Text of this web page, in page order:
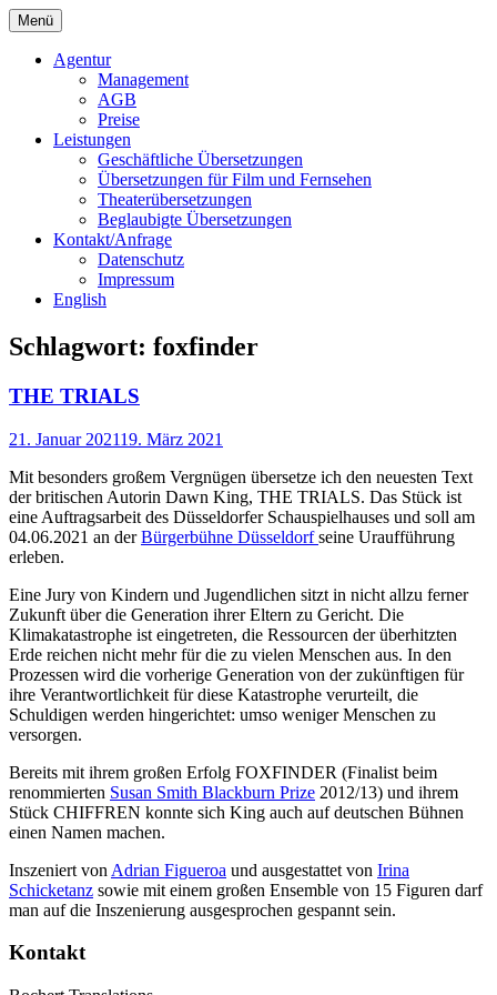
Springe
zum
InhaltBochert Translations
Menü
Agentur
Management
AGB
Preise
Leistungen
Geschäftliche Übersetzungen
Übersetzungen für Film und Fernsehen
Theaterübersetzungen
Beglaubigte Übersetzungen
Kontakt/Anfrage
Datenschutz
Impressum
English
Schlagwort: foxfinder
THE TRIALS
21. Januar 202119. März 2021
Mit besonders großem Vergnügen übersetze ich den neuesten Text
der britischen Autorin Dawn King, THE TRIALS. Das Stück ist
eine Auftragsarbeit des Düsseldorfer Schauspielhauses und soll am
04.06.2021 an derBürgerbühne Düsseldorfseine Uraufführung
erleben.
Eine Jury von Kindern und Jugendlichen sitzt in nicht allzu ferner
Zukunft über die Generation ihrer Eltern zu Gericht. Die
Klimakatastrophe ist eingetreten, die Ressourcen der überhitzten
Erde reichen nicht mehr für die zu vielen Menschen aus. In den
Prozessen wird die vorherige Generation von der zukünftigen für
ihre Verantwortlichkeit für diese Katastrophe verurteilt, die
Schuldigen werden hingerichtet: umso weniger Menschen zu
versorgen.
Bereits mit ihrem großen Erfolg FOXFINDER (Finalist beim
renommierten Susan Smith Blackburn Prize 2012/13) und ihrem
Stück CHIFFREN konnte sich King auch auf deutschen Bühnen
einen Namen machen.
Inszeniert von Adrian Figueroa und ausgestattet von Irina
Schicketanz sowie mit einem großen Ensemble von 15 Figuren darf
man auf die Inszenierung ausgesprochen gespannt sein.
Kontakt